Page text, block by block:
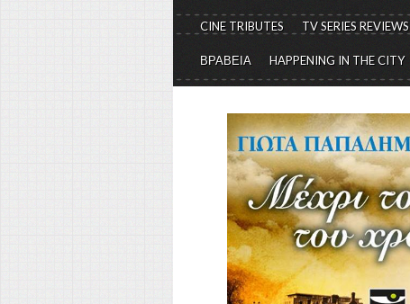
CINE TRIBUTES TV SERIES REVIEWS
ΒΡΑΒΕΙΑ HAPPENING IN THE CITY